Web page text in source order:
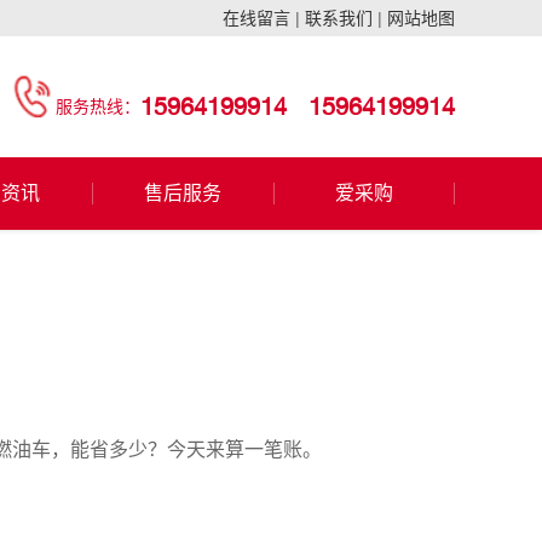
在线留言 | 联系我们 | 网站地图
服务热线： 15964199914 15964199914
讯 售后服务 爱采购
车，能省多少？今天来算一笔账。